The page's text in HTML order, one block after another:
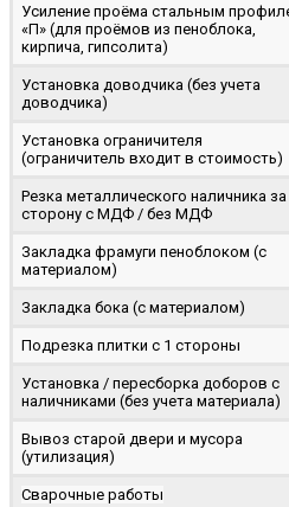
Усиление проёма стальным
«П» (для проёмов из пеноблока,
кирпича, гипсолита)
Установка доводчика (без учета
доводчика)
Установка ограничителя
(ограничитель входит в стоимость)
Резка металлического наличника за
сторону с МДФ / без МДФ
Закладка фрамуги пеноблоком (с
материалом)
Закладка бока (с материалом)
Подрезка плитки с 1 стороны
Установка / пересборка доборов с
наличниками (без учета материала)
Вывоз старой двери и мусора
(утилизация)
Сварочные работы